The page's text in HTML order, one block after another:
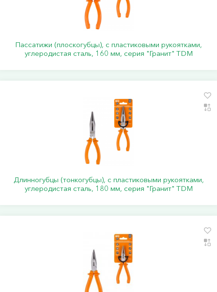
Пассатижи (плоскогубцы), с пластиковыми рукоятками,
углеродистая сталь, 160 мм, серия "Гранит" TDM
Длинногубцы (тонкогубцы), с пластиковыми рукоятками,
углеродистая сталь, 180 мм, серия "Гранит" TDM